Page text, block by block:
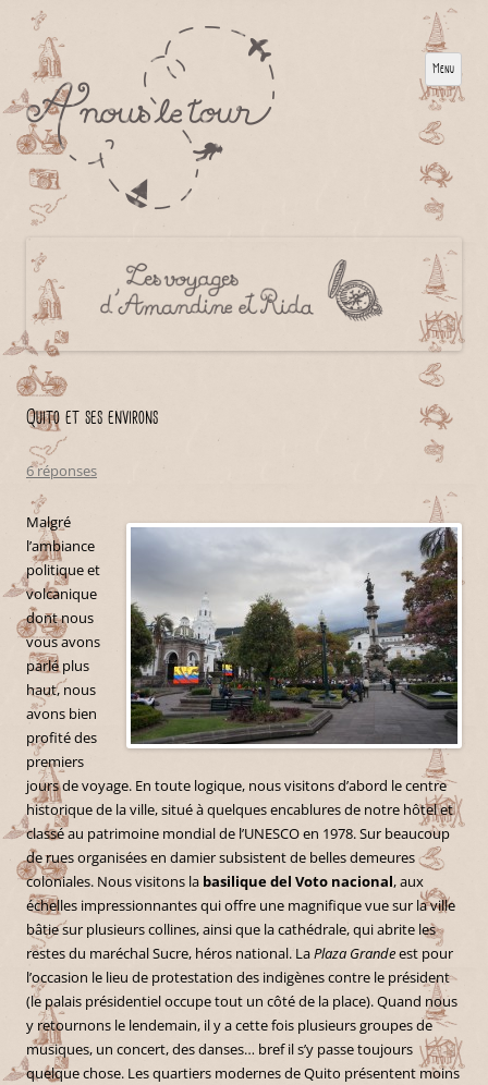
Menu
Quito et ses environs
6 réponses
Malgré
l’ambiance
politique et
volcanique
dont nous
vous avons
parlé plus
haut, nous
avons bien
profité des
premiers
jours de voyage. En toute logique, nous visitons d’abord le centre
historique de la ville, situé à quelques encablures de notre hôtel et
classé au patrimoine mondial de l’UNESCO en 1978. Sur beaucoup
de rues organisées en damier subsistent de belles demeures
coloniales. Nous visitons la basilique del Voto nacional, aux
échelles impressionnantes qui offre une magnifique vue sur la ville
bâtie sur plusieurs collines, ainsi que la cathédrale, qui abrite les
restes du maréchal Sucre, héros national. LaPlaza Grandeest pour
l’occasion le lieu de protestation des indigènes contre le président
(le palais présidentiel occupe tout un côté de la place). Quand nous
y retournons le lendemain, il y a cette fois plusieurs groupes de
musiques, un concert, des danses… bref il s’y passe toujours
quelque chose. Les quartiers modernes de Quito présentent moins